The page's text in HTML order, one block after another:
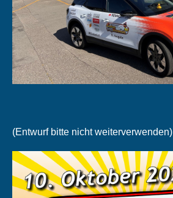
(Entwurf bitte nicht weiterverwenden)